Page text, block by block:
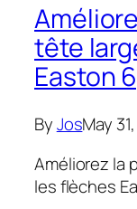
tête
Easton
ByJosMay
Améliorez la
les flèches